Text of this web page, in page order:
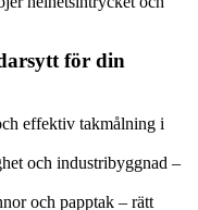
för din
effektiv takmålning i
och industribyggnad –
och papptak – rätt